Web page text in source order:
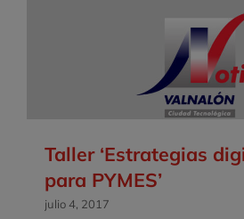
Taller ‘Estrategias
para PYMES’
julio 4, 2017